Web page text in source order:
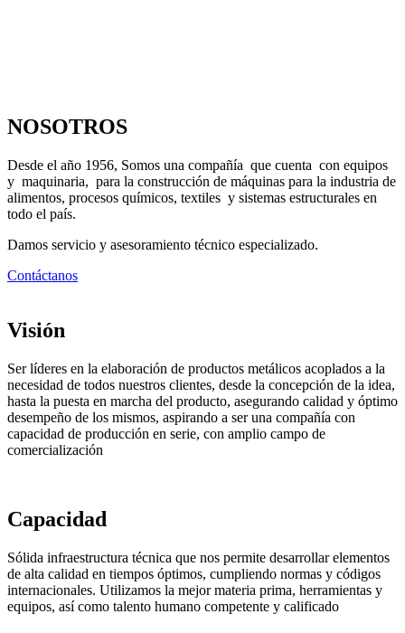
NOSOTROS
Desde el año 1956, Somos una compañía que cuenta con equipos
y maquinaria, para la construcción de máquinas para la industria de
alimentos, procesos químicos, textiles y sistemas estructurales en
todo el país.
Damos servicio y asesoramiento técnico especializado.
Contáctanos
Visión
Ser líderes en la elaboración de productos metálicos acoplados a la
necesidad de todos nuestros clientes, desde la concepción de la idea,
hasta la puesta en marcha del producto, asegurando calidad y óptimo
desempeño de los mismos, aspirando a ser una compañía con
capacidad de producción en serie, con amplio campo de
comercialización
Capacidad
Sólida infraestructura técnica que nos permite desarrollar elementos
de alta calidad en tiempos óptimos, cumpliendo normas y códigos
internacionales. Utilizamos la mejor materia prima, herramientas y
equipos, así como talento humano competente y calificado